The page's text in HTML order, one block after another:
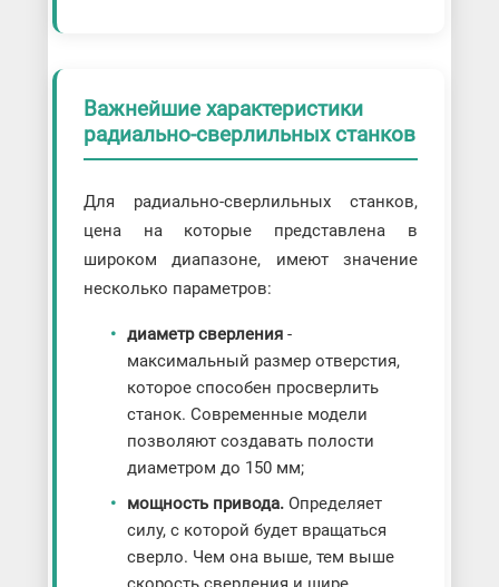
Важнейшие характеристики
радиально-сверлильных станков
Для радиально-сверлильных станков,
цена на которые представлена в
широком диапазоне, имеют значение
несколько параметров:
диаметр сверления-
максимальный размер отверстия,
которое способен просверлить
станок. Современные модели
позволяют создавать полости
диаметром до 150 мм;
мощность привода.Определяет
силу, с которой будет вращаться
сверло. Чем она выше, тем выше